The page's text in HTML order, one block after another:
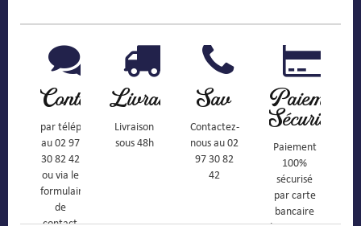
Contact
par téléphone
au 02 97
30 82 42
ou via le
formulaire
de
Livraison
Livraison
sous 48h
Sav
Contactez-
nous au 02
97 30 82
42
Paiement
Sécurisé
Paiement
100%
sécurisé
par carte
bancaire